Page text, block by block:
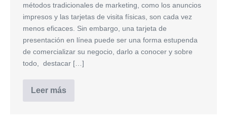
métodos tradicionales de marketing, como los anuncios
impresos y las tarjetas de visita físicas, son cada vez
menos eficaces. Sin embargo, una tarjeta de
presentación en línea puede ser una forma estupenda
de comercializar su negocio, darlo a conocer y sobre
todo, destacar […]
Leer más